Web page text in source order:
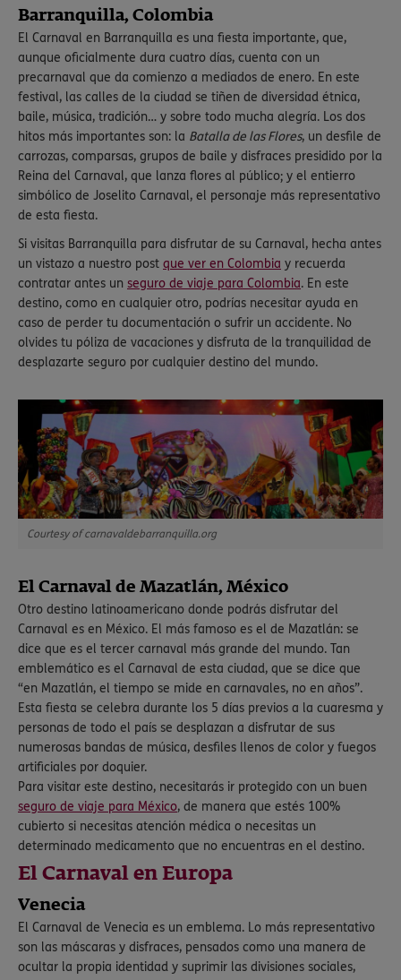
Barranquilla, Colombia
El Carnaval en Barranquilla es una fiesta importante, que,
aunque oficialmente dura cuatro días, cuenta con un
precarnaval que da comienzo a mediados de enero. En este
festival, las calles de la ciudad se tiñen de diversidad étnica,
baile, música, tradición… y sobre todo mucha alegría. Los dos
hitos más importantes son: la Batalla de las Flores, un desfile de
carrozas, comparsas, grupos de baile y disfraces presidido por la
Reina del Carnaval, que lanza flores al público; y el entierro
simbólico de Joselito Carnaval, el personaje más representativo
de esta fiesta.
Si visitas Barranquilla para disfrutar de su Carnaval, hecha antes
un vistazo a nuestro post que ver en Colombia y recuerda
contratar antes un seguro de viaje para Colombia. En este
destino, como en cualquier otro, podrías necesitar ayuda en
caso de perder tu documentación o sufrir un accidente. No
olvides tu póliza de vacaciones y disfruta de la tranquilidad de
desplazarte seguro por cualquier destino del mundo.
Courtesy of carnavaldebarranquilla.org
El Carnaval de Mazatlán, México
Otro destino latinoamericano donde podrás disfrutar del
Carnaval es en México. El más famoso es el de Mazatlán: se
dice que es el tercer carnaval más grande del mundo. Tan
emblemático es el Carnaval de esta ciudad, que se dice que
“en Mazatlán, el tiempo se mide en carnavales, no en años”.
Esta fiesta se celebra durante los 5 días previos a la cuaresma y
personas de todo el país se desplazan a disfrutar de sus
numerosas bandas de música, desfiles llenos de color y fuegos
artificiales por doquier.
Para visitar este destino, necesitarás ir protegido con un buen
seguro de viaje para México, de manera que estés 100%
cubierto si necesitas atención médica o necesitas un
determinado medicamento que no encuentras en el destino.
El Carnaval en Europa
Venecia
El Carnaval de Venecia es un emblema. Lo más representativo
son las máscaras y disfraces, pensados como una manera de
ocultar la propia identidad y suprimir las divisiones sociales,